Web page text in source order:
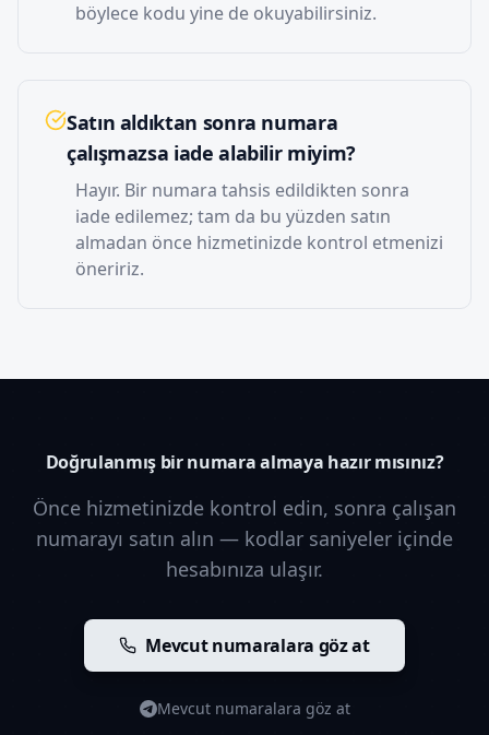
böylece kodu yine de okuyabilirsiniz.
Satın aldıktan sonra numara
çalışmazsa iade alabilir miyim?
Hayır. Bir numara tahsis edildikten sonra
iade edilemez; tam da bu yüzden satın
almadan önce hizmetinizde kontrol etmenizi
öneririz.
Doğrulanmış bir numara almaya hazır mısınız?
Önce hizmetinizde kontrol edin, sonra çalışan
numarayı satın alın — kodlar saniyeler içinde
hesabınıza ulaşır.
Mevcut numaralara göz at
Mevcut numaralara göz at